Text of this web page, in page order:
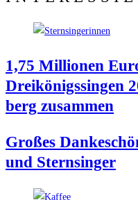
1,75 Mil­lio­nen
Drei­kö­nigs­sin­gen
berg zusammen
Gro­ßes
und Sternsinger